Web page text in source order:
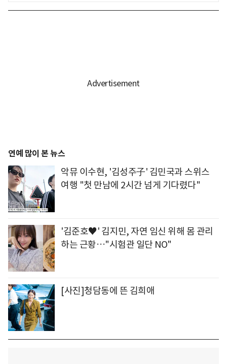
연예 많이 본 뉴스
악뮤 이수현, '김성주子' 김민국과 스위스
여행 "첫 만남에 2시간 넘게 기다렸다"
'김준호♥' 김지민, 자연 임신 위해 몸 관리
하는 근황…"시험관 일단 NO"
[사진]청담동에 뜬 김희애